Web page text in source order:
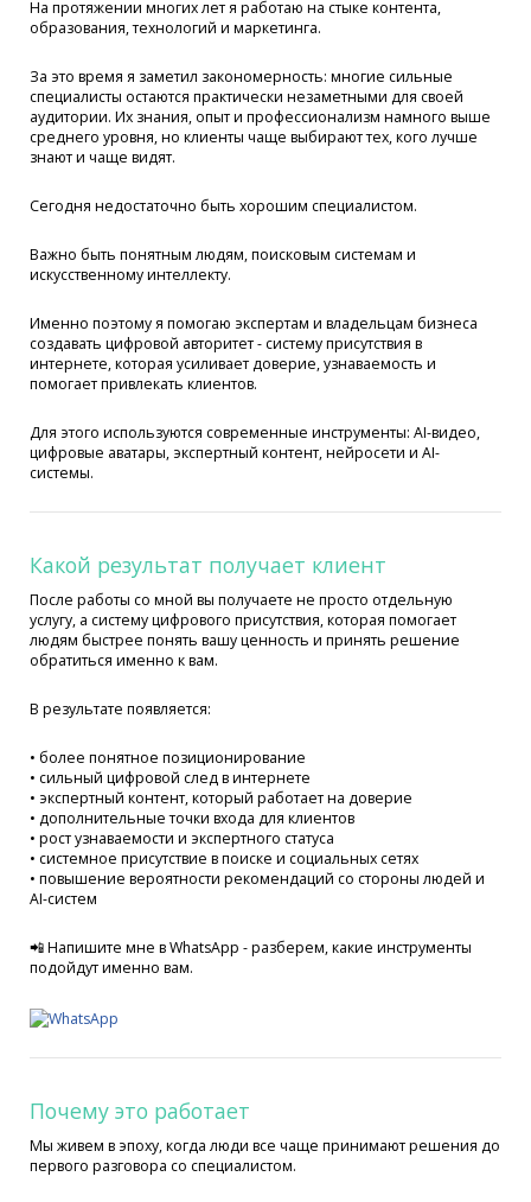
На протяжении многих лет я работаю на стыке контента,
образования, технологий и маркетинга.
За это время я заметил закономерность: многие сильные
специалисты остаются практически незаметными для своей
аудитории. Их знания, опыт и профессионализм намного выше
среднего уровня, но клиенты чаще выбирают тех, кого лучше
знают и чаще видят.
Сегодня недостаточно быть хорошим специалистом.
Важно быть понятным людям, поисковым системам и
искусственному интеллекту.
Именно поэтому я помогаю экспертам и владельцам бизнеса
создавать цифровой авторитет - систему присутствия в
интернете, которая усиливает доверие, узнаваемость и
помогает привлекать клиентов.
Для этого используются современные инструменты: AI-видео,
цифровые аватары, экспертный контент, нейросети и AI-
системы.
Какой результат получает клиент
После работы со мной вы получаете не просто отдельную
услугу, а систему цифрового присутствия, которая помогает
людям быстрее понять вашу ценность и принять решение
обратиться именно к вам.
В результате появляется:
• более понятное позиционирование
• сильный цифровой след в интернете
• экспертный контент, который работает на доверие
• дополнительные точки входа для клиентов
• рост узнаваемости и экспертного статуса
• системное присутствие в поиске и социальных сетях
• повышение вероятности рекомендаций со стороны людей и
AI-систем
📲 Напишите мне в WhatsApp - разберем, какие инструменты
подойдут именно вам.
Почему это работает
Мы живем в эпоху, когда люди все чаще принимают решения до
первого разговора со специалистом.